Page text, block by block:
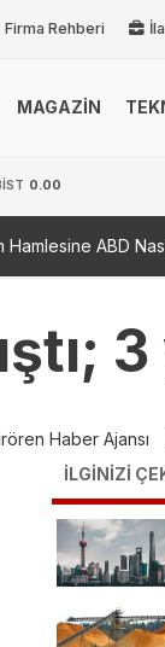
Firma Rehberi
MAGAZİN
0.00
Nasıl Karşılık
3
Haber Ajansı
İLGİNİZİ